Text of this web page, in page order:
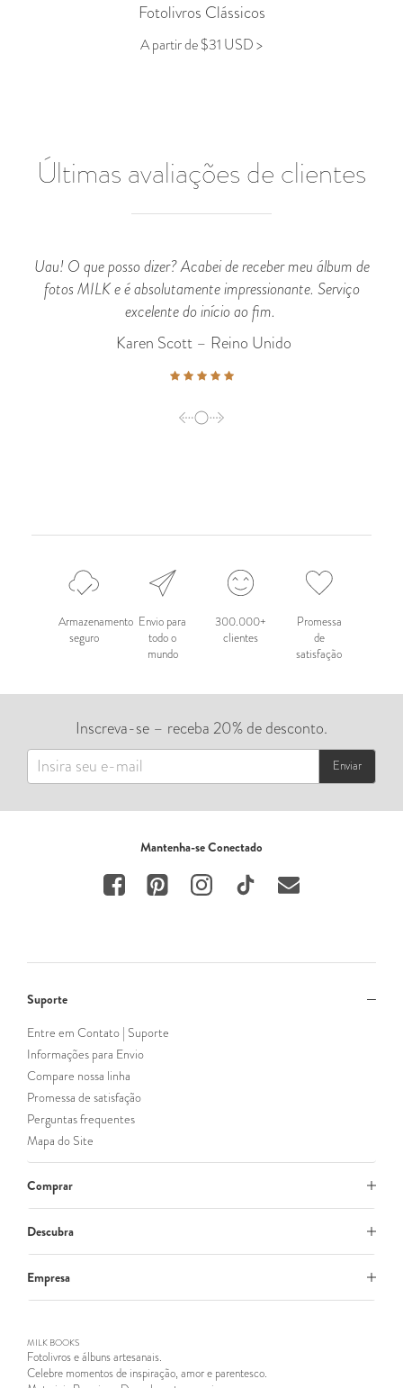
Fotolivros Clássicos
A partir de $31 USD >
Últimas avaliações de clientes
Uau! O que posso dizer? Acabei de receber meu álbum de
fotos MILK e é absolutamente impressionante. Serviço
excelente do início ao fim.
Karen Scott – Reino Unido
Armazenamento
seguro
Envio para
todo o
mundo
300.000+
clientes
Promessa
de
satisfação
Inscreva-se – receba 20% de desconto.
Enviar
Mantenha-se Conectado
Suporte
Entre em Contato | Suporte
Informações para Envio
Compare nossa linha
Promessa de satisfação
Perguntas frequentes
Mapa do Site
Comprar
Descubra
Empresa
MILK BOOKS
Fotolivros e álbuns artesanais.
Celebre momentos de inspiração, amor e parentesco.